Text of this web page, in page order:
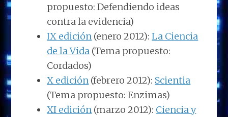
propuesto: Defendiendo ideas
contra la evidencia)
IX edición (enero 2012):La Ciencia
de la Vida (Tema propuesto:
Cordados)
X edición (febrero 2012): Scientia
(Tema propuesto: Enzimas)
XI edición (marzo 2012): Ciencia y